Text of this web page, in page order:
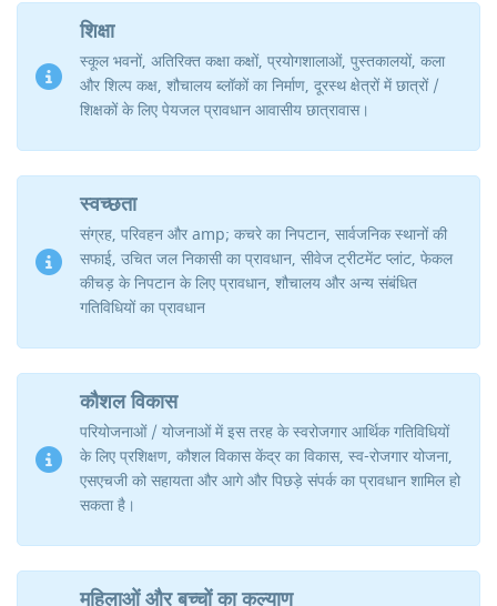
शिक्षा
स्कूल भवनों, अतिरिक्त कक्षा कक्षों, प्रयोगशालाओं, पुस्तकालयों, कला
और शिल्प कक्ष, शौचालय ब्लॉकों का निर्माण, दूरस्थ क्षेत्रों में छात्रों /
शिक्षकों के लिए पेयजल प्रावधान आवासीय छात्रावास।
स्वच्छता
संग्रह, परिवहन और amp; कचरे का निपटान, सार्वजनिक स्थानों की
सफाई, उचित जल निकासी का प्रावधान, सीवेज ट्रीटमेंट प्लांट, फेकल
कीचड़ के निपटान के लिए प्रावधान, शौचालय और अन्य संबंधित
गतिविधियों का प्रावधान
कौशल विकास
परियोजनाओं / योजनाओं में इस तरह के स्वरोजगार आर्थिक गतिविधियों
के लिए प्रशिक्षण, कौशल विकास केंद्र का विकास, स्व-रोजगार योजना,
एसएचजी को सहायता और आगे और पिछड़े संपर्क का प्रावधान शामिल हो
सकता है।
महिलाओं और बच्चों का कल्याण